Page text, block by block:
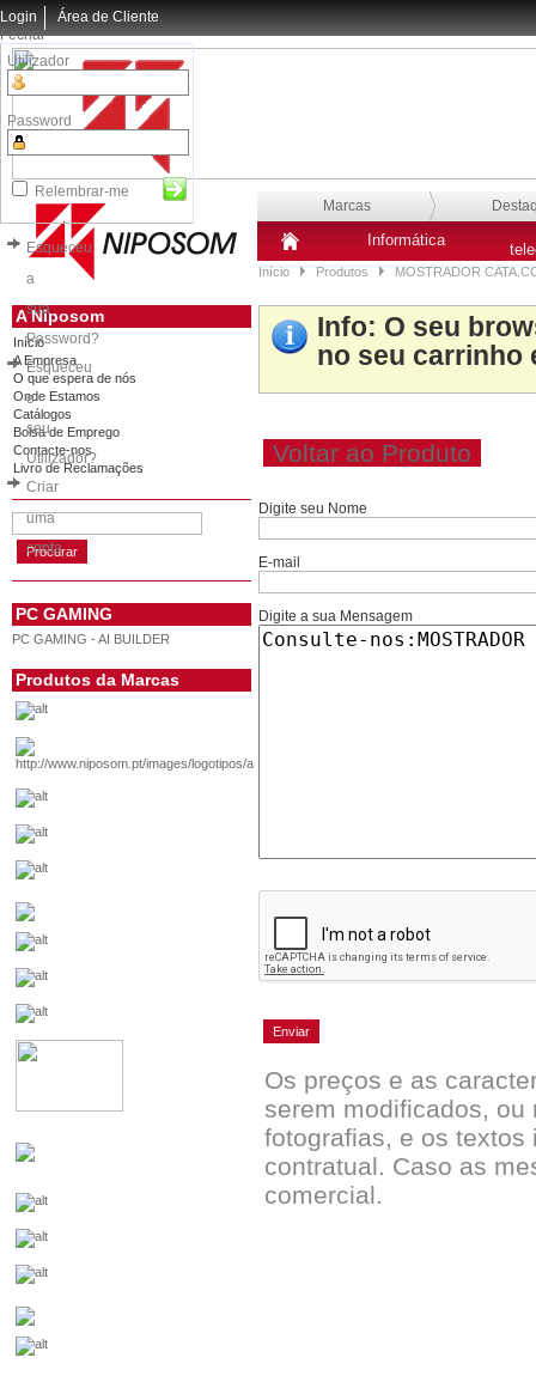
Login
Fechar
Utilizador
Password
Relembrar-me
Esqueceu
a
sua
Password?
Esqueceu
o
seu
Utilizador?
Criar
uma
conta
Área de Cliente
Marcas
Informática
Início Produtos MOSTRADOR
A Niposom
Início
A Empresa
O que espera de nós
Onde Estamos
Catálogos
Bolsa de Emprego
Contacte-nos
Livro de Reclamações
PC GAMING
PC GAMING - AI BUILDER
Produtos da Marcas
Info: O seu
no seu carrinho
Voltar ao Produto
Digite seu Nome
E-mail
Digite a sua Mensagem
Os preços e as
serem modificados, ou
fotografias, e os
contratual. Caso as
comercial.